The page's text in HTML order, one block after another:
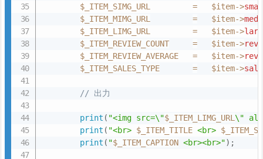
$_ITEM_SIMG_URL
= $item->
$_ITEM_MIMG_URL
= $item->
$_ITEM_LIMG_URL
= $item->
$_ITEM_REVIEW_COUNT
= $item->
$_ITEM_REVIEW_AVERAGE
= $item->
$_ITEM_SALES_TYPE
= $item->
// 出力
print ( "<img src=\"$_ITEM_LIMG_URL\"
print ( "<br> $_ITEM_TITLE <br>
print ( "$_ITEM_CAPTION <br><br>") ;